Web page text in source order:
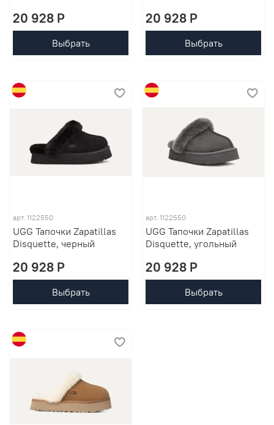
20 928 P
Выбрать
20 928 P
Выбрать
арт. 1122550
UGG Тапочки Zapatillas
Disquette, черный
20 928 P
Выбрать
арт. 1122550
UGG Тапочки Zapatillas
Disquette, угольный
20 928 P
Выбрать